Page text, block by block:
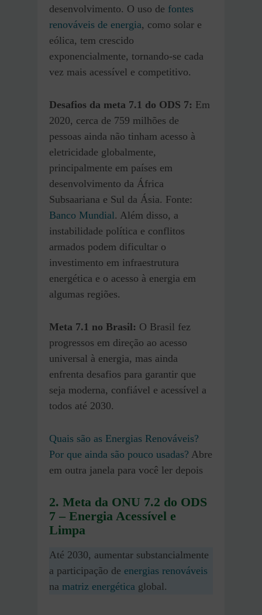
desenvolvimento. O uso de fontes
renováveis de energia, como solar e
eólica, tem crescido
exponencialmente, tornando-se cada
vez mais acessível e competitivo.
Desafios da meta 7.1 do ODS 7: Em
2020, cerca de 759 milhões de
pessoas ainda não tinham acesso à
eletricidade globalmente,
principalmente em países em
desenvolvimento da África
Subsaariana e Sul da Ásia. Fonte:
Banco Mundial. Além disso, a
instabilidade política e conflitos
armados podem dificultar o
investimento em infraestrutura
energética e o acesso à energia em
algumas regiões.
Meta 7.1 no Brasil: O Brasil fez
progressos em direção ao acesso
universal à energia, mas ainda
enfrenta desafios para garantir que
seja moderna, confiável e acessível a
todos até 2030.
Quais são as Energias Renováveis?
Por que ainda são pouco usadas? Abre
em outra janela para você ler depois
2. Meta da ONU 7.2 do ODS
7 – Energia Acessível e
Limpa
Até 2030, aumentar substancialmente
a participação de energias renováveis
na matriz energética global.